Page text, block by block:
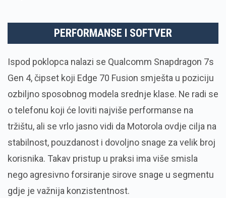
PERFORMANSE I SOFTVER
Ispod poklopca nalazi se Qualcomm Snapdragon 7s
Gen 4, čipset koji Edge 70 Fusion smješta u poziciju
ozbiljno sposobnog modela srednje klase. Ne radi se
o telefonu koji će loviti najviše performanse na
tržištu, ali se vrlo jasno vidi da Motorola ovdje cilja na
stabilnost, pouzdanost i dovoljno snage za velik broj
korisnika. Takav pristup u praksi ima više smisla
nego agresivno forsiranje sirove snage u segmentu
gdje je važnija konzistentnost.